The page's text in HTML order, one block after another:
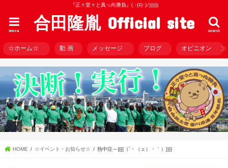
『正々堂々と真っ向勝負』( ･(ｴ)･)ﾉ))))))
合田隆胤 Official site search
menu
☆ホーム☆ 動 画 メッセージ ブログ オピニオン
HOME ☆イベント・お知らせ☆ 熱中症～{{{{（´・（ェ）・｀）}}}}